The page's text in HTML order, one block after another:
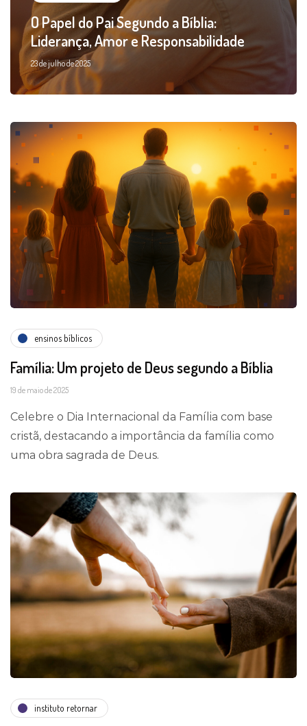
O Papel do Pai Segundo a Bíblia:
Liderança, Amor e Responsabilidade
23 de julho de 2025
ensinos bíblicos
Família: Um projeto de Deus segundo a Bíblia
19 de maio de 2025
Celebre o Dia Internacional da Família com base
cristã, destacando a importância da família como
uma obra sagrada de Deus.
instituto retornar